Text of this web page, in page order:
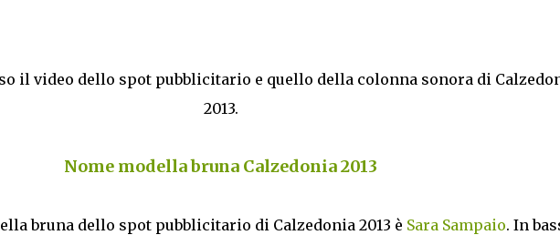
il video dello spot pubblicitario e quello della colonna sonora di
2013.
Nome modella bruna Calzedonia 2013
bruna dello spot pubblicitario di Calzedonia 2013 è Sara Sampaio. In